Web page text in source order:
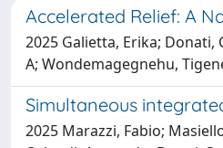
Accelerated Relief: A
2025 Galietta, Erika; Donati,
A; Wondemagegnehu,
Simultaneous
2025 Marazzi, Fabio;